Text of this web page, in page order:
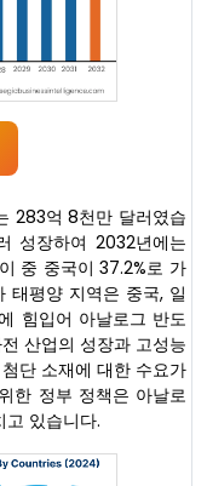
283억 8천만 달러였습
성장하여 2032년에는
중 중국이 37.2%로 가
태평양 지역은 중국, 일
힘입어 아날로그 반도
산업의 성장과 고성능
단 소재에 대한 수요가
한 정부 정책은 아날로
있습니다.